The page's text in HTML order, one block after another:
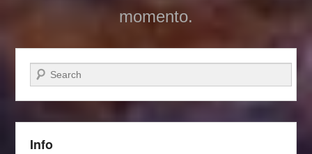
momento.
Pesquisar…
Info